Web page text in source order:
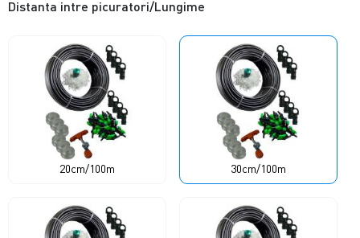
Distanta intre picuratori/Lungime
20cm/100m 30cm/100m